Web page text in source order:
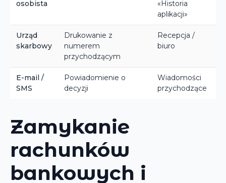
osobista
«Historia
aplikacji»
Urząd
skarbowy
Drukowanie z
numerem
przychodzącym
Recepcja /
biuro
E-mail /
SMS
Powiadomienie o
decyzji
Wiadomości
przychodzące
Zamykanie
rachunków
bankowych i